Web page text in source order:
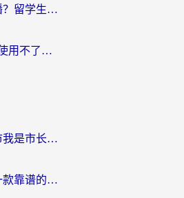
海外哪里能看奥运直播？留学生&海外华人必看的体育赛事观赛终极指南
12123交管在国外怎么使用不了？海外华人必看的无缝访问国内资源指南
意大利怎么玩模拟城市我是市长？海外党国服游戏加速终极攻略（附三国3量子特攻解决办法）
人在海外，如何选择一款靠谱的玩剑灵2加速器？